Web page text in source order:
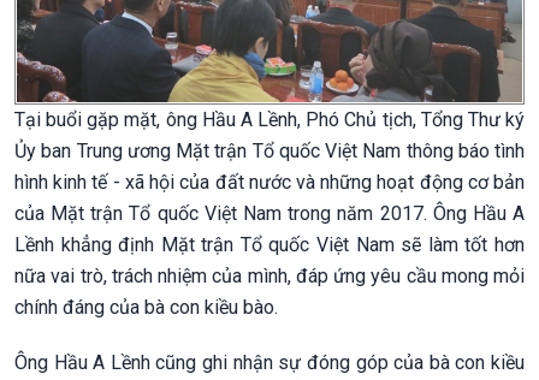
Tại buổi gặp mặt, ông Hầu A Lềnh, Phó Chủ tịch, Tổng Thư ký
Ủy ban Trung ương Mặt trận Tổ quốc Việt Nam thông báo tình
hình kinh tế - xã hội của đất nước và những hoạt động cơ bản
của Mặt trận Tổ quốc Việt Nam trong năm 2017. Ông Hầu A
Lềnh khẳng định Mặt trận Tổ quốc Việt Nam sẽ làm tốt hơn
nữa vai trò, trách nhiệm của mình, đáp ứng yêu cầu mong mỏi
chính đáng của bà con kiều bào.
Ông Hầu A Lềnh cũng ghi nhận sự đóng góp của bà con kiều